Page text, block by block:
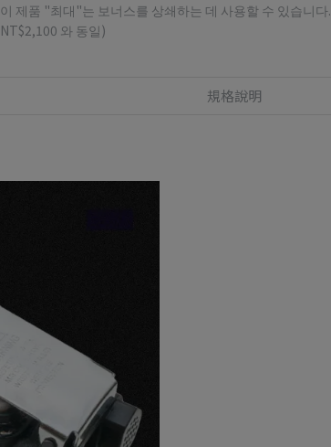
이 제품 "최대"는 보너스를 상쇄하는 데 사용할 수 있습니다.
NT$2,100 와 동일)
規格說明